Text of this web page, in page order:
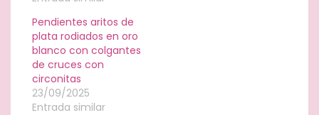
Pendientes aritos de
plata rodiados en oro
blanco con colgantes
de cruces con
circonitas
23/09/2025
Entrada similar